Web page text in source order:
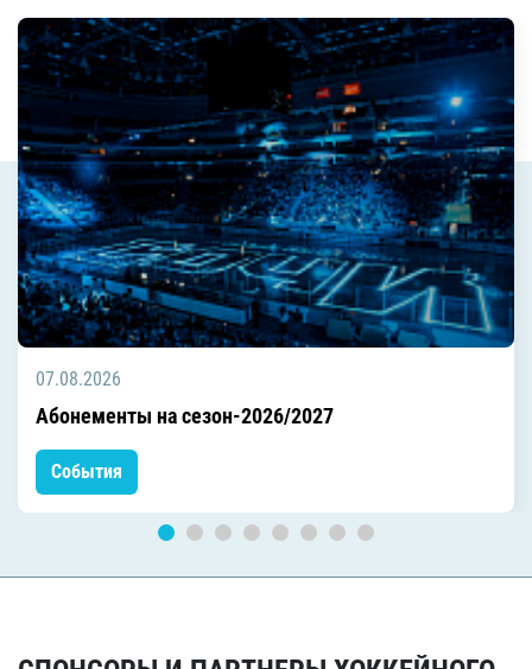
07.08.2026
Абонементы на сезон-2026/2027
События